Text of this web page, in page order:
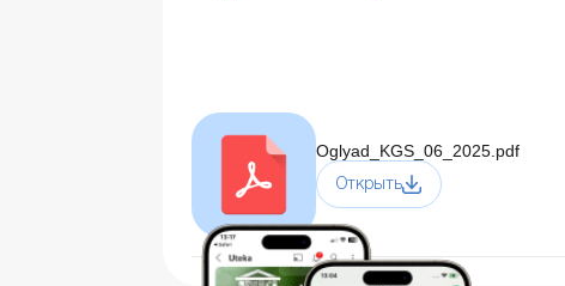
Oglyad_KGS_06_2025.pdf
Открыть